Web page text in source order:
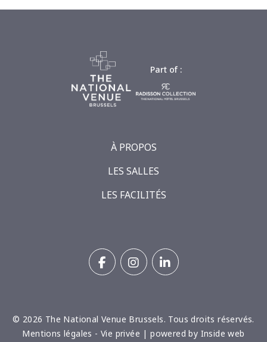
Part of :
À PROPOS
LES SALLES
LES FACILITÉS
FACEBOOKINSTAGRAM
LINKEDIN
© 2026 The National Venue Brussels. Tous droits réservés.
mentions légales - vie privée | powered by inside web